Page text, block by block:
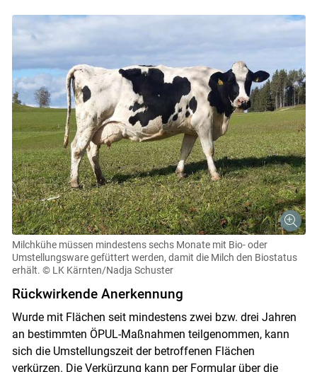
Milchkühe müssen mindestens sechs Monate mit Bio- oder
Umstellungsware gefüttert werden, damit die Milch den Biostatus
erhält. © LK Kärnten/Nadja Schuster
Rückwirkende Anerkennung
Wurde mit Flächen seit mindestens zwei bzw. drei Jahren
an bestimmten ÖPUL-Maßnahmen teilgenommen, kann
sich die Umstellungszeit der betroffenen Flächen
verkürzen. Die Verkürzung kann per Formular über die